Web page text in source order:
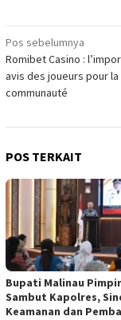
Navigasi
pos
Pos sebelumnya
Romibet Casino :
avis des joueurs pour la
communauté
POS TERKAIT
Bupati Malinau
Sambut Kapolres,
Keamanan dan